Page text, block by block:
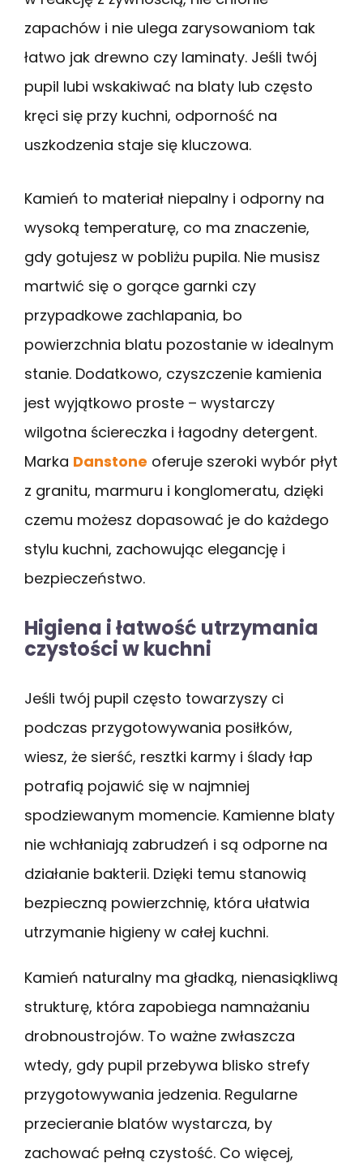
zapachów i nie ulega zarysowaniom tak
łatwo jak drewno czy laminaty. Jeśli twój
pupil lubi wskakiwać na blaty lub często
kręci się przy kuchni, odporność na
uszkodzenia staje się kluczowa.
Kamień to materiał niepalny i odporny na
wysoką temperaturę, co ma znaczenie,
gdy gotujesz w pobliżu pupila. Nie musisz
martwić się o gorące garnki czy
przypadkowe zachlapania, bo
powierzchnia blatu pozostanie w idealnym
stanie. Dodatkowo, czyszczenie kamienia
jest wyjątkowo proste – wystarczy
wilgotna ściereczka i łagodny detergent.
Marka Danstone oferuje szeroki wybór płyt
z granitu, marmuru i konglomeratu, dzięki
czemu możesz dopasować je do każdego
stylu kuchni, zachowując elegancję i
bezpieczeństwo.
Higiena i łatwość utrzymania
czystości w kuchni
Jeśli twój pupil często towarzyszy ci
podczas przygotowywania posiłków,
wiesz, że sierść, resztki karmy i ślady łap
potrafią pojawić się w najmniej
spodziewanym momencie. Kamienne blaty
nie wchłaniają zabrudzeń i są odporne na
działanie bakterii. Dzięki temu stanowią
bezpieczną powierzchnię, która ułatwia
utrzymanie higieny w całej kuchni.
Kamień naturalny ma gładką, nienasiąkliwą
strukturę, która zapobiega namnażaniu
drobnoustrojów. To ważne zwłaszcza
wtedy, gdy pupil przebywa blisko strefy
przygotowywania jedzenia. Regularne
przecieranie blatów wystarcza, by
zachować pełną czystość. Co więcej,